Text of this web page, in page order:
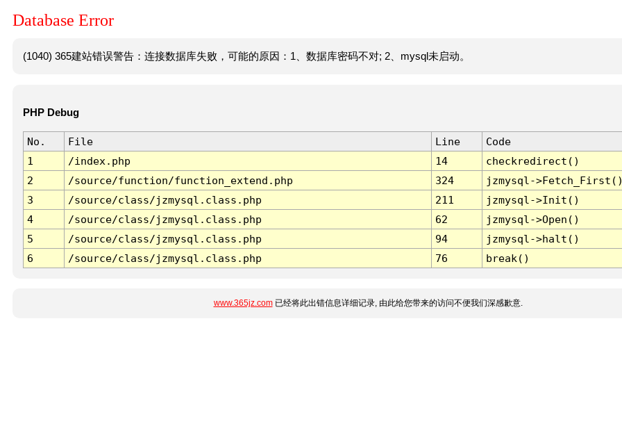
Database Error
(1040) 365建站错误警告：连接数据库失败，可能的原因：1、数据库密码不对; 2、mysql未启动。
PHP Debug
No. File Line
Code
1
/index.php 14
checkredirect()
2
/source/function/function_extend.php 324
jzmysql-
3
/source/class/jzmysql.class.php 211
jzmysql->Init()
4
/source/class/jzmysql.class.php 62
jzmysql->Open()
5
/source/class/jzmysql.class.php 94
jzmysql->halt()
6
/source/class/jzmysql.class.php 76 break()
www.365jz.com已经将此出错信息详细记录, 由此给您带来的访问不便我们深感歉意.